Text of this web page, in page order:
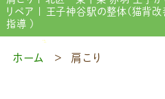
リペア | 王子神谷駅の整体(猫背改
指導 )
ホーム 肩こり